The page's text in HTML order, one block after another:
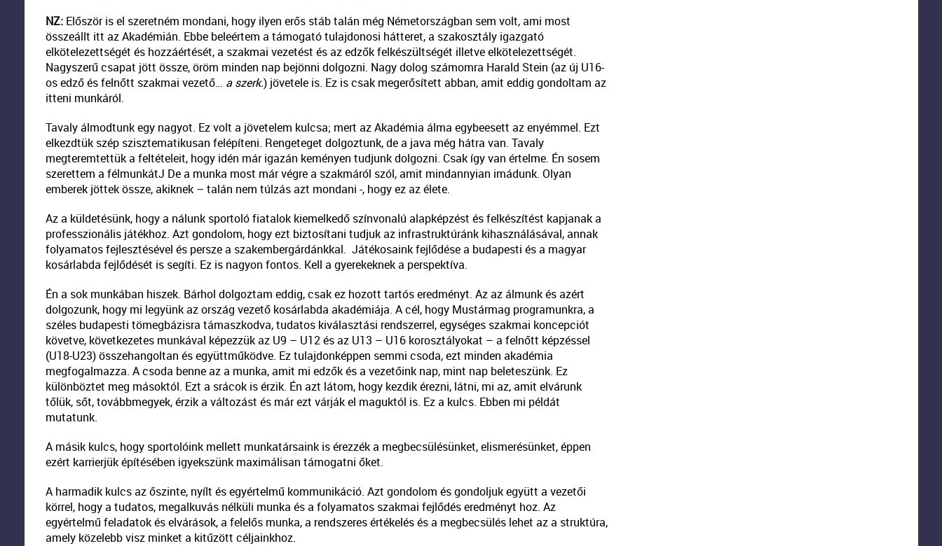
NZ:Először is el szeretném mondani, hogy ilyen erős stáb talán még Németországban sem volt, ami most
összeállt itt az Akadémián. Ebbe beleértem a támogató tulajdonosi hátteret, a szakosztály igazgató
elkötelezettségét és hozzáértését, a szakmai vezetést és az edzők felkészültségét illetve elkötelezettségét.
Nagyszerű csapat jött össze, öröm minden nap bejönni dolgozni. Nagy dolog számomra Harald Stein (az új U16-
os edző és felnőtt szakmai vezető… a szerk.) jövetele is. Ez is csak megerősített abban, amit eddig gondoltam az
itteni munkáról.
Tavaly álmodtunk egy nagyot. Ez volt a jövetelem kulcsa; mert az Akadémia álma egybeesett az enyémmel. Ezt
elkezdtük szép szisztematikusan felépíteni. Rengeteget dolgoztunk, de a java még hátra van. Tavaly
megteremtettük a feltételeit, hogy idén már igazán keményen tudjunk dolgozni. Csak így van értelme. Én sosem
szerettem a félmunkátJ De a munka most már végre a szakmáról szól, amit mindannyian imádunk. Olyan
emberek jöttek össze, akiknek – talán nem túlzás azt mondani -, hogy ez az élete.
Az a küldetésünk, hogy a nálunk sportoló fiatalok kiemelkedő színvonalú alapképzést és felkészítést kapjanak a
professzionális játékhoz. Azt gondolom, hogy ezt biztosítani tudjuk az infrastruktúránk kihasználásával, annak
folyamatos fejlesztésével és persze a szakembergárdánkkal. Játékosaink fejlődése a budapesti és a magyar
kosárlabda fejlődését is segíti. Ez is nagyon fontos. Kell a gyerekeknek a perspektíva.
Én a sok munkában hiszek. Bárhol dolgoztam eddig, csak ez hozott tartós eredményt. Az az álmunk és azért
dolgozunk, hogy mi legyünk az ország vezető kosárlabda akadémiája. A cél, hogy Mustármag programunkra, a
széles budapesti tömegbázisra támaszkodva, tudatos kiválasztási rendszerrel, egységes szakmai koncepciót
követve, következetes munkával képezzük az U9 – U12 és az U13 – U16 korosztályokat – a felnőtt képzéssel
(U18-U23) összehangoltan és együttműködve. Ez tulajdonképpen semmi csoda, ezt minden akadémia
megfogalmazza. A csoda benne az a munka, amit mi edzők és a vezetőink nap, mint nap beleteszünk. Ez
különböztet meg másoktól. Ezt a srácok is érzik. Én azt látom, hogy kezdik érezni, látni, mi az, amit elvárunk
tőlük, sőt, továbbmegyek, érzik a változást és már ezt várják el maguktól is. Ez a kulcs. Ebben mi példát
mutatunk.
A másik kulcs, hogy sportolóink mellett munkatársaink is érezzék a megbecsülésünket, elismerésünket, éppen
ezért karrierjük építésében igyekszünk maximálisan támogatni őket.
A harmadik kulcs az őszinte, nyílt és egyértelmű kommunikáció. Azt gondolom és gondoljuk együtt a vezetői
körrel, hogy a tudatos, megalkuvás nélküli munka és a folyamatos szakmai fejlődés eredményt hoz. Az
egyértelmű feladatok és elvárások, a felelős munka, a rendszeres értékelés és a megbecsülés lehet az a struktúra,
amely közelebb visz minket a kitűzött céljainkhoz.